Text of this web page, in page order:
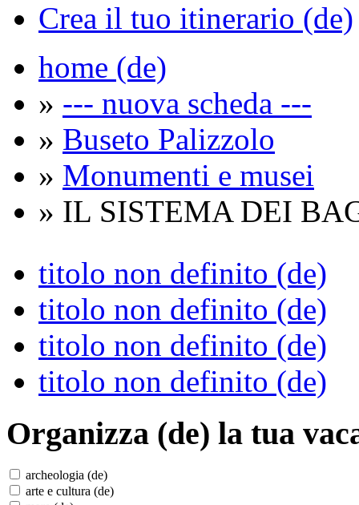
Crea il tuo itinerario (de)
home (de)
» --- nuova scheda ---
» Buseto Palizzolo
» Monumenti e musei
» IL SISTEMA DEI
titolo non definito (de)
titolo non definito (de)
titolo non definito (de)
titolo non definito (de)
Organizza (de) la tua
archeologia (de)
arte e cultura (de)